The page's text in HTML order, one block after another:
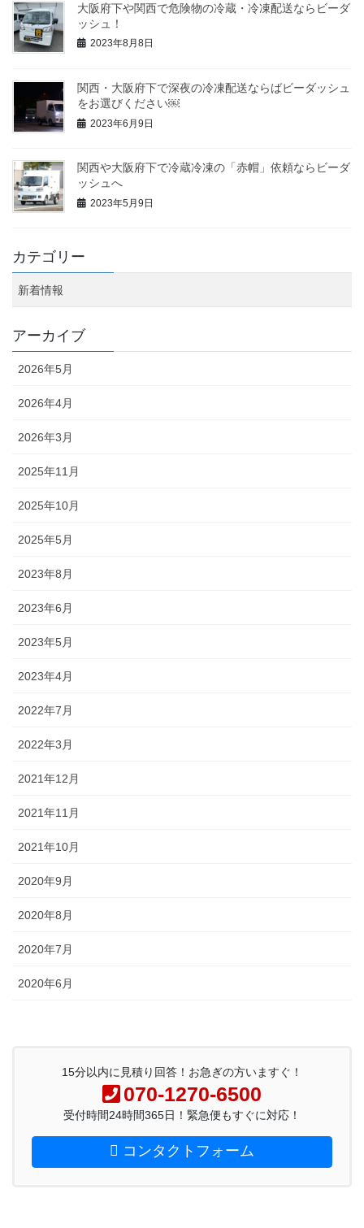
大阪府下や関西で危険物の冷蔵・冷凍配送ならビーダ
ッシュ！
2023年8月8日
関西・大阪府下で深夜の冷凍配送ならばビーダッシュ
をお選びください￼
2023年6月9日
関西や大阪府下で冷蔵冷凍の「赤帽」依頼ならビーダ
ッシュへ
2023年5月9日
カテゴリー
新着情報
アーカイブ
2026年5月
2026年4月
2026年3月
2025年11月
2025年10月
2025年5月
2023年8月
2023年6月
2023年5月
2023年4月
2022年7月
2022年3月
2021年12月
2021年11月
2021年10月
2020年9月
2020年8月
2020年7月
2020年6月
15分以内に見積り回答！お急ぎの方いますぐ！
070-1270-6500
受付時間24時間365日！緊急便もすぐに対応！
コンタクトフォーム